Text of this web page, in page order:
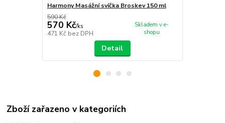
Harmony Masážní svíčka Broskev 150 ml
590 Kč
570 Kč/ks
471 Kč bez DPH
Skladem v e-
shopu
Detail
Zboží zařazeno v kategoriích